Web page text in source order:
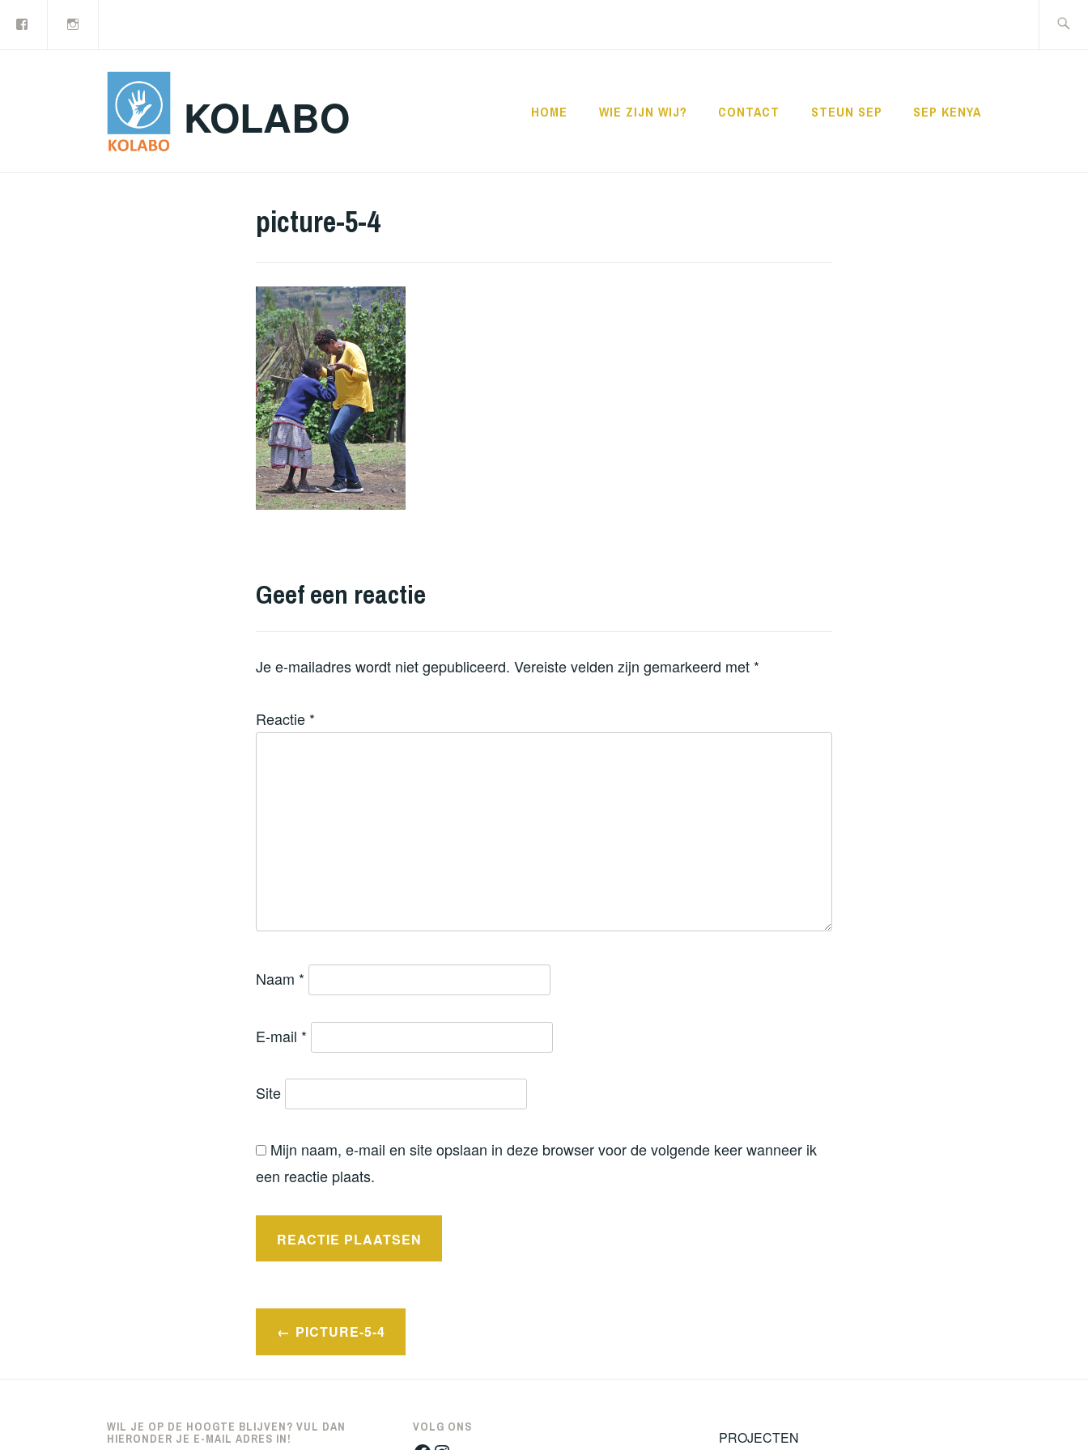
naar
KOLABO HOME WIE ZIJN WIJ? CONTACT STEUN SEP SEP KENYA
picture-5-4
Geef een reactie
Je e-mailadres wordt niet gepubliceerd. Vereiste velden zijn gemarkeerd met *
Reactie *
Naam *
E-mail *
Site
Mijn naam, e-mail en site opslaan in deze browser voor de volgende keer wanneer ik
een reactie plaats.
Bericht
navigatie
PICTURE-5-4
WIL JE OP DE HOOGTE BLIJVEN? VUL DAN
HIERONDER JE E-MAIL ADRES IN!
VOLG ONS
PROJECTEN